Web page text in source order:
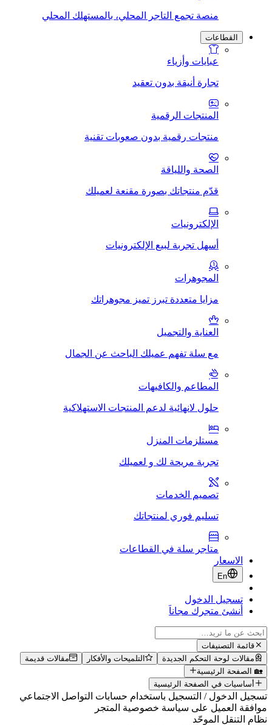
منصة تجمع التاجر المحلي، بالمستهلك المحلي
القطاعات
عبايات وأزياء
تجارة أنيقة بدون تعقيد
المنتجات الرقمية
منتجات رقمية بدون صعوبات تقنية
الصحة واللياقة
قدّم منتجاتك بصورة مقنعة لعميلك
الإلكترونيات
أسهل تجربة لبيع الإلكترونيات
المجوهرات
مزايا متعددة تبرز تميز مجوهراتك
العناية والتجميل
مع سلة تفهم عميلك الباحث عن الجمال
المطاعم والكافيهات
حلول لانهائية لدعم المنتجات الاستهلاكية
مستلزمات المنزل
تجربة مريحة لك و لعميلك
تصميم الخدمات
تسليم فوري لمنتجاتك
متاجر سلة في القطاعات
الاسعار
En
تسجيل الدخول
أنشئ متجرك مجاناَ
قائمة التصنيفات
مقالات لوحة التحكم الجديدة
التلميحات والأفكار
مقالات قديمة
🏡 الصفحة الرئيسية
أساسيات في الصفحة الرئيسية
تسجيل الدخول / التسجيل باستخدام حسابات التواصل الاجتماعي
موافقة العميل على سياسة خصوصية المتجر
نظام التنقل الموحّد